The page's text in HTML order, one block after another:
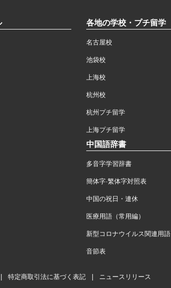
各地の学校・プチ留学
名古屋校
池袋校
上海校
杭州校
杭州プチ留学
上海プチ留学
中国語辞書
多音字学習辞書
簡体字·繁体字対照表
中国の祝日・連休
医療用語（常用編）
新型コロナウイルス関連用語
音節表
特定商取引法に基づく表記 ニュースリリース